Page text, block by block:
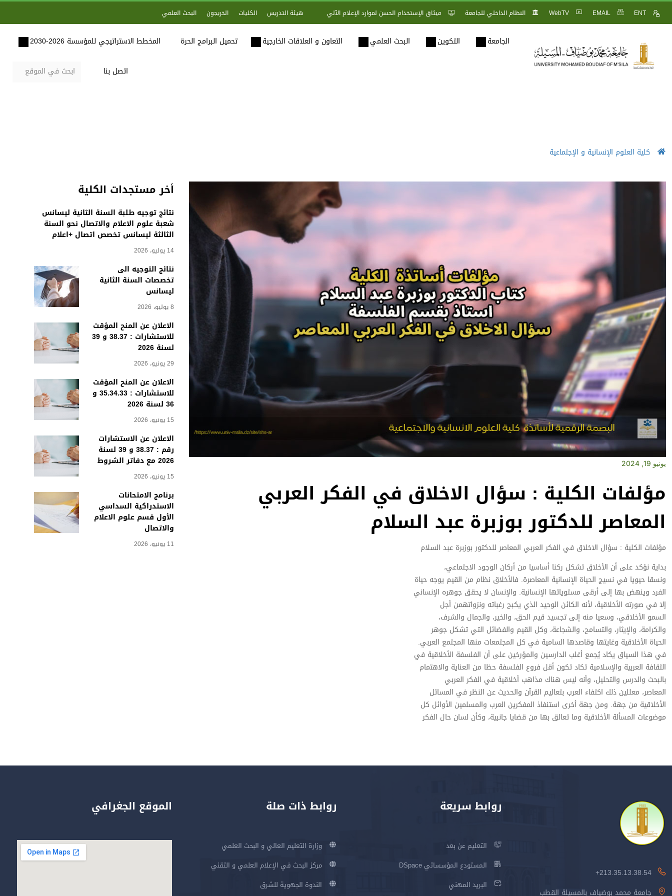
ENT
EMAIL
WebTV النظام الداخلي للجامعة ميثاق الإستخدام الحسن لموارد الإعلام الآلي هيئة التدريس الكليات الخريجون البحث العلمي
الجامعة التكوين البحث العلمي التعاون و العلاقات الخارجية تحميل البرامج الحرة المخطط الاستراتيجي للمؤسسة 2026-2030
اتصل بنا
كلية العلوم الإنسانية و الإجتماعية
أخر مستجدات الكلية
نتائج توجيه طلبة السنة الثانية ليسانس
شعبة علوم الاعلام والاتصال نحو السنة
الثالثة ليسانس تخصص اتصال +اعلام
14 يوليو، 2026
نتائج التوجيه الى
تخصصات السنة الثانية
ليسانس
8 يوليو، 2026
الاعلان عن المنح المؤقت
للاستشارات : 38.37 و 39
لسنة 2026
29 يونيو، 2026
الاعلان عن المنح المؤقت
للاستشارات : 35.34.33 و
36 لسنة 2026
15 يونيو، 2026
الاعلان عن الاستشارات
رقم : 38.37 و 39 لسنة
2026 مع دفاتر الشروط
15 يونيو، 2026
برنامج الامتحانات
الاستدراكية السداسي
الأول قسم علوم الاعلام
والاتصال
11 يونيو، 2026
يونيو 19, 2024
مؤلفات الكلية : سؤال الاخلاق في الفكر العربي
المعاصر للدكتور بوزبرة عبد السلام
مؤلفات الكلية : سؤال الاخلاق في الفكر العربي المعاصر للدكتور بوزبرة عبد السلام
بداية نؤكد على أن الأخلاق تشكل ركنا أساسيا من أركان الوجود الاجتماعي،
ونسقا حيويا في نسيج الحياة الإنسانية المعاصرة. فالأخلاق نظام من القيم يوجه حياة
الفرد وينهض بها إلى أرقى مستوياتها الإنسانية. والإنسان لا يحقق جوهره الإنساني
إلا في صورته الأخلاقية، لأنه الكائن الوحيد الذي يكبح رغباته ونزواتهمن أجل
السمو الأخلاقي، وسعيا منه إلى تجسيد قيم الحق، والخير، والجمال والشرف،
والكرامة، والإيثار، والتسامح، والشجاعة، وكل القيم والفضائل التي تشكل جوهر
الحياة الأخلاقية وغايتها وقاصدها السامية في كل المجتمعات منها المجتمع العربي.
في هذا السياق يكاد يُجمع أغلب الدارسين والمؤرخين على أن الفلسفة الأخلاقية في
الثقافة العربية والإسلامية تكاد تكون أقل فروع الفلسفة حظا من العناية والاهتمام
بالبحث والدرس والتحليل، وأنه ليس هناك مذاهب أخلاقية في الفكر العربي
المعاصر، معللين ذلك اكتفاء العرب بتعاليم القرآن والحديث عن النظر في المسائل
الأخلاقية من جهة. ومن جهة أخرى استنفاذ المفكرين العرب والمسلمين الأوائل كل
موضوعات المسألة الأخلاقية وما تعالق بها من قضايا جانبية، وكأن لسان حال الفكر
213.35.13.38.54+
جامعة محمد بوضياف بالمسيلة القطب
روابط سريعة
التعليم عن بعد
المستودع المؤسساتي DSpace
البريد المهني
روابط ذات صلة
وزارة التعليم العالي و البحث العلمي
مركز البحث في الإعلام العلمي و التقني
الندوة الجهوية للشرق
الموقع الجغرافي